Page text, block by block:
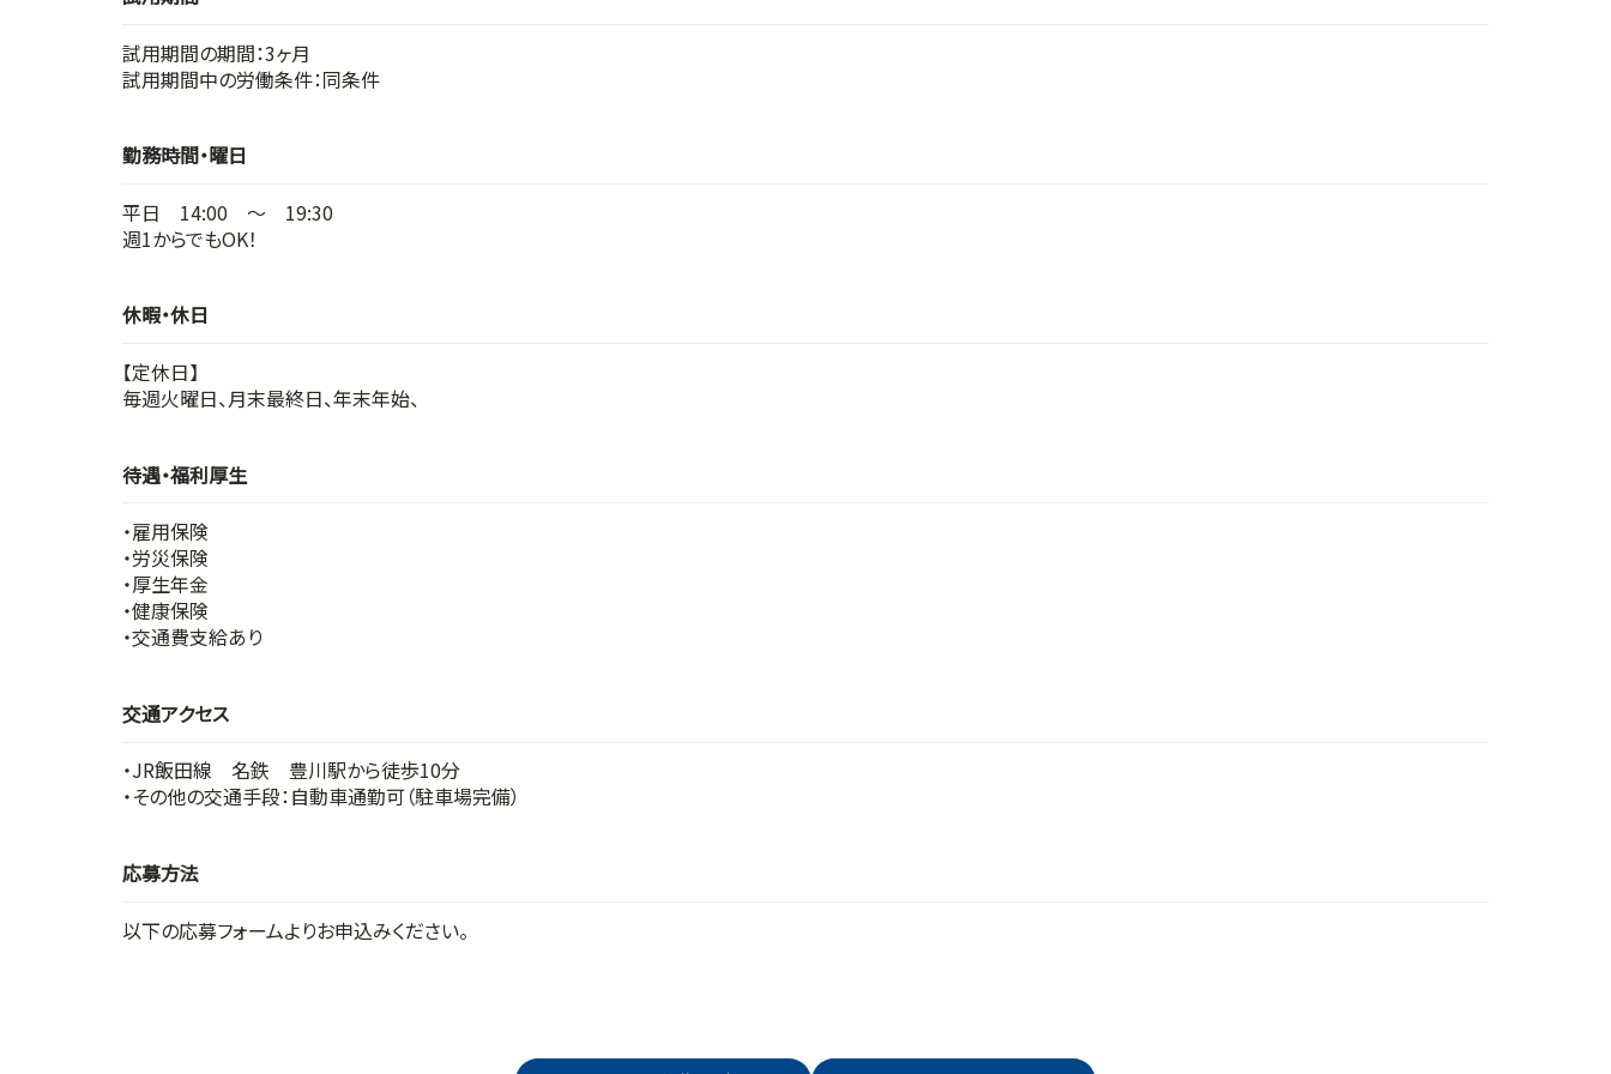
試用期間の期間：3ヶ月
試用期間中の労働条件：同条件
勤務時間・曜日
平日 14:00 ～ 19:30
週1からでもOK！
休暇・休日
【定休日】
毎週火曜日、月末最終日、年末年始、
待遇・福利厚生
・雇用保険
・労災保険
・厚生年金
・健康保険
・交通費支給あり
交通アクセス
・JR飯田線 名鉄 豊川駅から徒歩10分
・その他の交通手段：自動車通勤可（駐車場完備）
応募方法
以下の応募フォームよりお申込みください。